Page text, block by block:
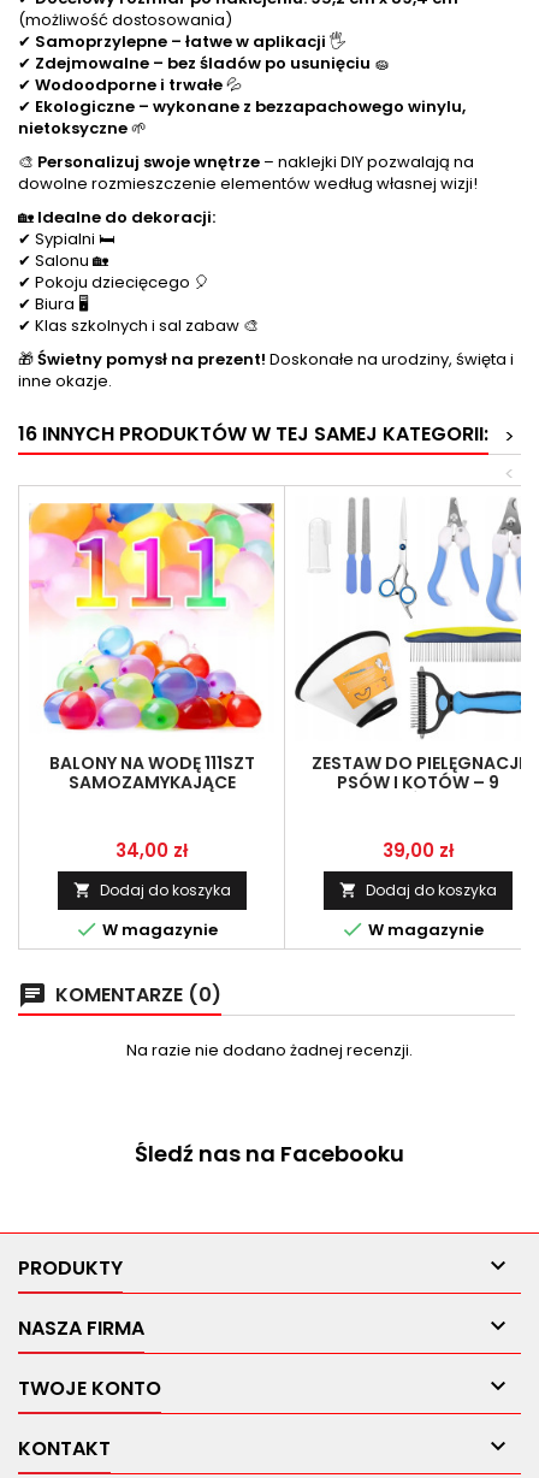
(możliwość dostosowania)
✔ Samoprzylepne – łatwe w aplikacji 🖐️
✔ Zdejmowalne – bez śladów po usunięciu 🧽
✔ Wodoodporne i trwałe💦
✔ Ekologiczne – wykonane z bezzapachowego winylu,
nietoksyczne🌱
🎨 Personalizuj swoje wnętrze – naklejki DIY pozwalają na
dowolne rozmieszczenie elementów według własnej wizji!
🏡 Idealne do dekoracji:
✔ Sypialni 🛏
✔ Salonu 🏡
✔ Pokoju dziecięcego 🎈
✔ Biura 🖥
✔ Klas szkolnych i sal zabaw 🎨
🎁Świetny pomysł na prezent! Doskonałe na urodziny, święta i
inne okazje.
16 INNYCH PRODUKTÓW W TEJ SAMEJ KATEGORII:
>
<
BALONY NA WODĘ 111SZT
SAMOZAMYKAJĄCE
Cena
34,00 zł
 Dodaj do koszyka
 W magazynie
ZESTAW DO PIELĘGNACJI
PSÓW I KOTÓW – 9
Cena
39,00 zł
 Dodaj do koszyka
 W magazynie
chat KOMENTARZE (0)
Na razie nie dodano żadnej recenzji.
Śledź nas na Facebooku
PRODUKTY 
NASZA FIRMA 
TWOJE KONTO 
KONTAKT 